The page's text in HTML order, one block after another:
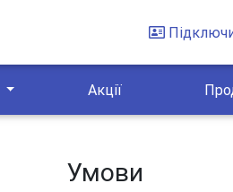
Акції
Умови